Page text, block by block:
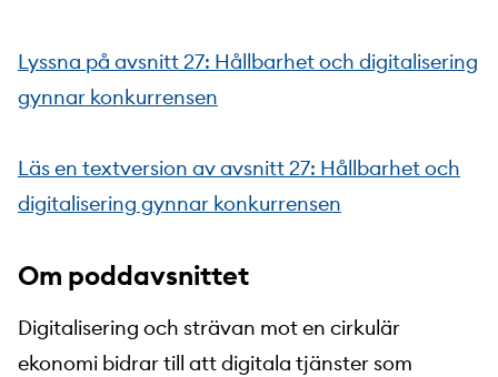
Lyssna på avsnitt 27: Hållbarhet och digitalisering
gynnar konkurrensen
Läs en textversion av avsnitt 27: Hållbarhet och
digitalisering gynnar konkurrensen
Om poddavsnittet
Digitalisering och strävan mot en cirkulär
ekonomi bidrar till att digitala tjänster som